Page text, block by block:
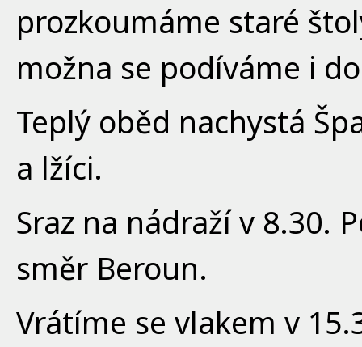
prozkoumáme staré
možna se podíváme i
Teplý oběd nachystá
a lžíci.
Sraz na nádraží v 8.30.
směr Beroun.
Vrátíme se vlakem v